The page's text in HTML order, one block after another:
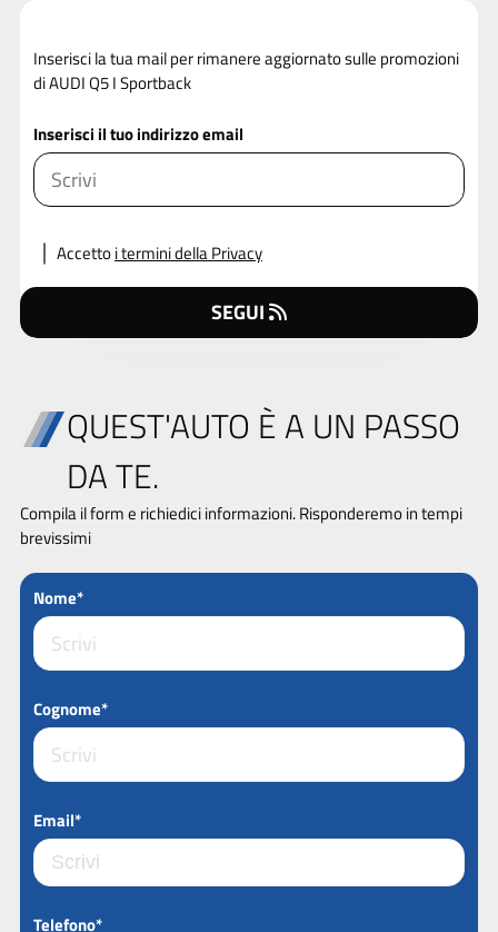
Inserisci la tua mail per rimanere aggiornato sulle promozioni
di AUDI Q5 I Sportback
Inserisci il tuo indirizzo email
Accettoi termini della Privacy
SEGUI
QUEST'AUTO È A UN PASSO
DA TE.
Compila il form e richiedici informazioni. Risponderemo in tempi
brevissimi
Nome*
Cognome*
Email*
Telefono*